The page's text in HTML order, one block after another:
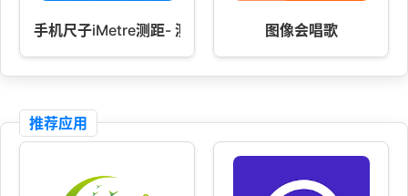
手机尺子iMetre测距- 测量工具 图像会唱歌
推荐应用